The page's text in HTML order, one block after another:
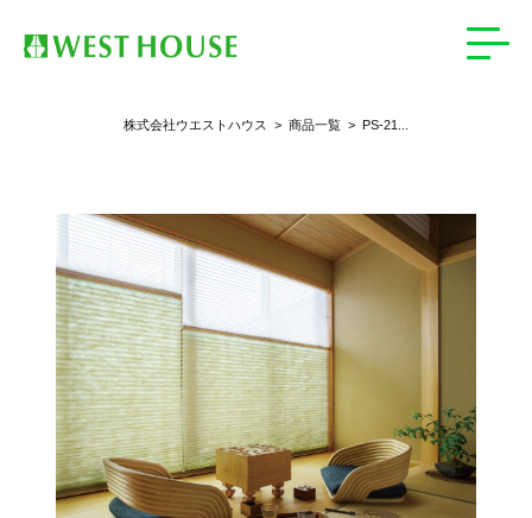
株式会社ウエストハウス > 商品一覧 > PS-21...